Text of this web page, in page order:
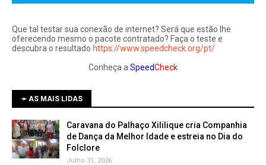
Que tal testar sua conexão de internet? Será que estão lhe
oferecendo mesmo o pacote contratado? Faça o teste e
descubra o resultado https://www.speedcheck.org/pt/
Conheça a SpeedCheck
➛ AS MAIS LIDAS
Caravana do Palhaço Xililique cria Companhia
de Dança da Melhor Idade e estreia no Dia do
Folclore
Julho 31, 2026